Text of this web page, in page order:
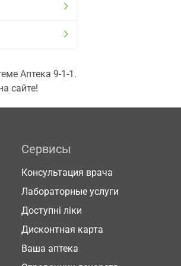
Аптека 9-1-1.
сайте!
Сервисы
Консультация врача
Лабораторные услуги
Доступні ліки
Дисконтная карта
Ваша аптека